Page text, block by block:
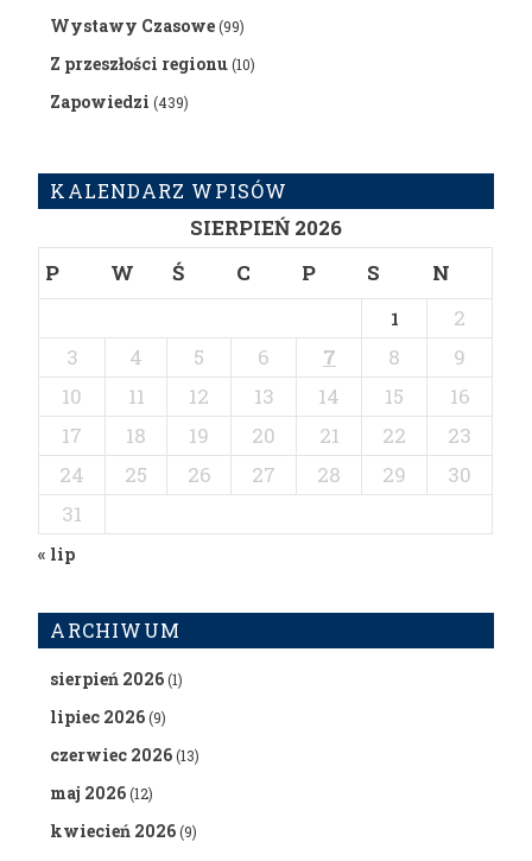
Wystawy Czasowe(99)
Z przeszłości regionu(10)
Zapowiedzi (439)
KALENDARZ WPISÓW
SIERPIEŃ 2026
P
W Ś C P S N
1
2
3
4 5 6 7 8
9
10
11 12 13 14 15
16
17
18 19 20 21 22
23
24
25 26 27 28 29
30
31
« lip
ARCHIWUM
sierpień 2026(1)
lipiec 2026(9)
czerwiec 2026(13)
maj 2026(12)
kwiecień 2026(9)